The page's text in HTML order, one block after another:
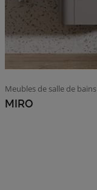
Meubles de salle de bains
MIRO